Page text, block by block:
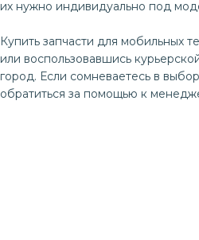
их нужно индивидуально под
Купить запчасти для мобильных
или воспользовавшись
город. Если сомневаетесь в
обратиться за помощью к